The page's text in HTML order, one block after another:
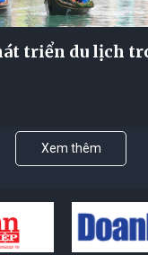
triển du lịch
Xem thêm